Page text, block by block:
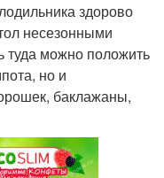
здорово
несезонными
туда можно положить
но и
баклажаны,